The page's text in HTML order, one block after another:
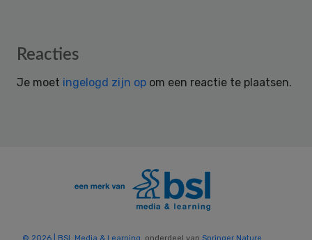
Reader
Reacties
Je moet ingelogd zijn op om een reactie te plaatsen.
© 2026 | BSL Media & Learning , onderdeel van Springer Nature